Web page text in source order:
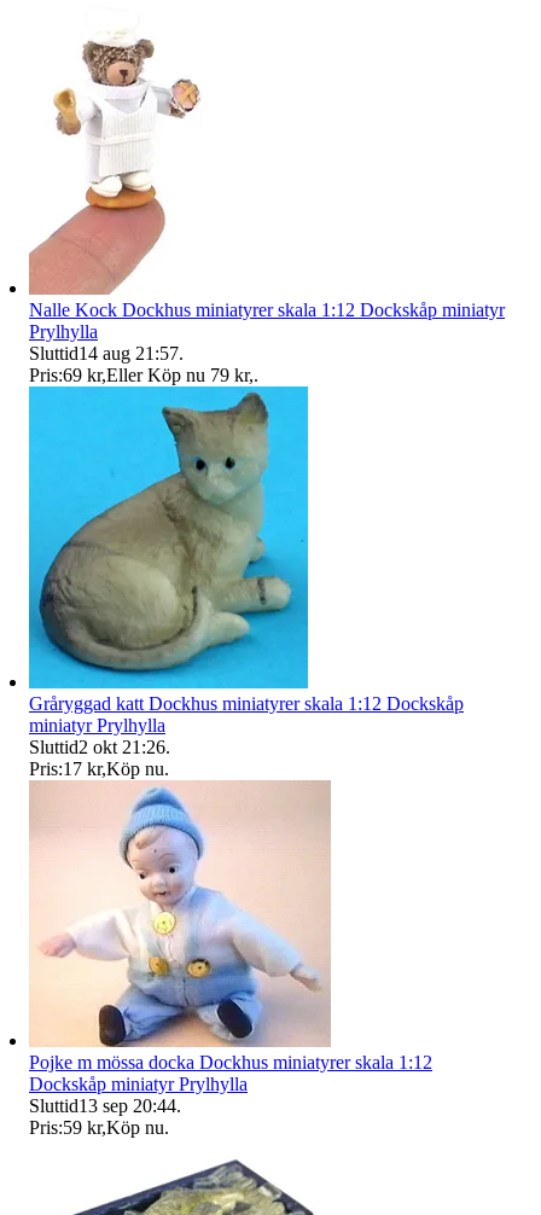
Nalle Kock Dockhus miniatyrer skala 1:12 Dockskåp miniatyr
Prylhylla
Sluttid14 aug 21:57.
Pris:69 kr,Eller Köp nu 79 kr,.
Gråryggad katt Dockhus miniatyrer skala 1:12 Dockskåp
miniatyr Prylhylla
Sluttid2 okt 21:26.
Pris:17 kr,Köp nu.
Pojke m mössa docka Dockhus miniatyrer skala 1:12
Dockskåp miniatyr Prylhylla
Sluttid13 sep 20:44.
Pris:59 kr,Köp nu.